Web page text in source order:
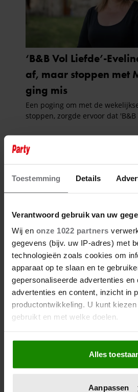
Toestemming Details
Verantwoord gebruik van uw
Wij en onze 1022 partners
gegevens (bijv. uw IP-adres) met
technologieën zoals cookies om
apparaat op te slaan en te
gepersonaliseerde advertenties en
advertenties en content, inzicht in
productontwikkeling. U kunt
gebruikt en met welke doelen.
Als u het toestaat, willen we ook
Informatie verzamelen over
locatie, die tot een paar meter
Alles
Aanpassen